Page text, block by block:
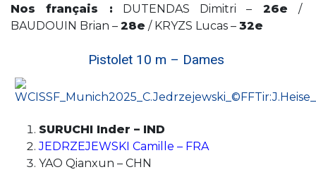
Nos français : DUTENDAS Dimitri – 26e/
BAUDOUIN Brian – 28e / KRYZS Lucas – 32e
Pistolet 10 m – Dames
SURUCHI Inder – IND
JEDRZEJEWSKI Camille – FRA
YAO Qianxun – CHN